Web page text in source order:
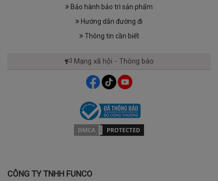
Bảo hành bảo trì sản phẩm
Hướng dẫn đường đi
Thông tin cần biết
Mạng xã hội - Thông báo
CÔNG TY TNHH FUNCO